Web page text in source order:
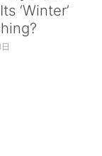
‘Winter’